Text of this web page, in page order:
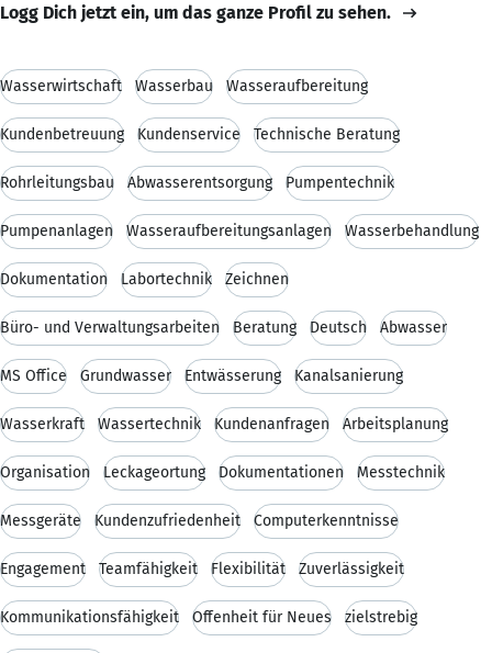
Logg Dich jetzt ein, um das ganze Profil zu sehen.
Wasserwirtschaft Wasserbau Wasseraufbereitung
Kundenbetreuung Kundenservice Technische Beratung
Rohrleitungsbau Abwasserentsorgung Pumpentechnik
Pumpenanlagen Wasseraufbereitungsanlagen Wasserbehandlung
Dokumentation Labortechnik Zeichnen
Büro- und Verwaltungsarbeiten Beratung Deutsch Abwasser
MS Office Grundwasser Entwässerung Kanalsanierung
Wasserkraft Wassertechnik Kundenanfragen Arbeitsplanung
Organisation Leckageortung Dokumentationen Messtechnik
Messgeräte Kundenzufriedenheit Computerkenntnisse
Engagement Teamfähigkeit Flexibilität Zuverlässigkeit
Kommunikationsfähigkeit Offenheit für Neues zielstrebig